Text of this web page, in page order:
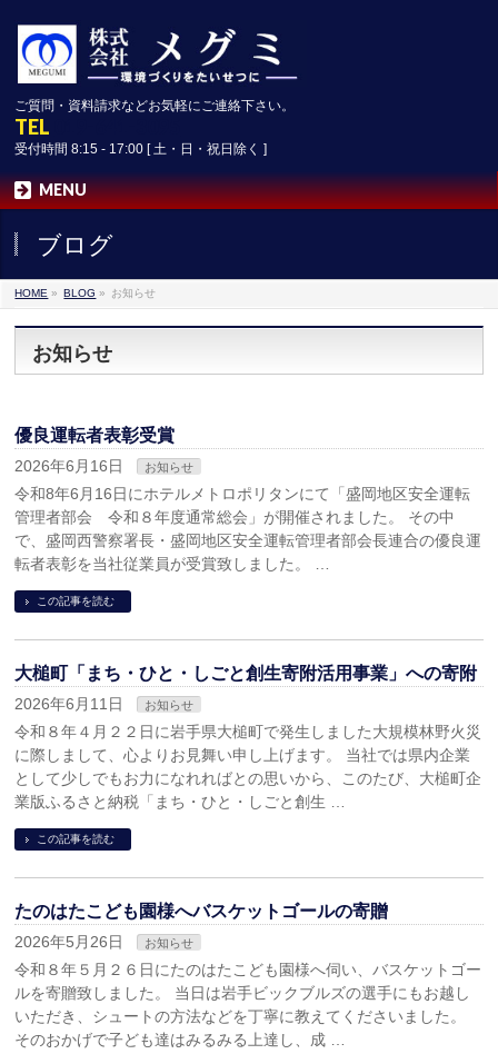
ご質問・資料請求などお気軽にご連絡下さい。
TEL
受付時間 8:15 - 17:00 [ 土・日・祝日除く ]
MENU
ブログ
HOME » BLOG » お知らせ
お知らせ
優良運転者表彰受賞
2026年6月16日 お知らせ
令和8年6月16日にホテルメトロポリタンにて「盛岡地区安全運転
管理者部会 令和８年度通常総会」が開催されました。 その中
で、盛岡西警察署長・盛岡地区安全運転管理者部会長連合の優良運
転者表彰を当社従業員が受賞致しました。 …
この記事を読む
大槌町「まち・ひと・しごと創生寄附活用事業」への寄附
2026年6月11日 お知らせ
令和８年４月２２日に岩手県大槌町で発生しました大規模林野火災
に際しまして、心よりお見舞い申し上げます。 当社では県内企業
として少しでもお力になれればとの思いから、このたび、大槌町企
業版ふるさと納税「まち・ひと・しごと創生 …
この記事を読む
たのはたこども園様へバスケットゴールの寄贈
2026年5月26日 お知らせ
令和８年５月２６日にたのはたこども園様へ伺い、バスケットゴー
ルを寄贈致しました。 当日は岩手ビックブルズの選手にもお越し
いただき、シュートの方法などを丁寧に教えてくださいました。
そのおかげで子ども達はみるみる上達し、成 …